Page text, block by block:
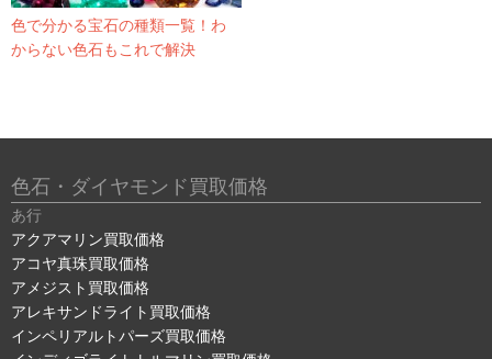
色で分かる宝石の種類一覧！わ
からない色石もこれで解決
色石・ダイヤモンド買取価格
あ行
アクアマリン買取価格
アコヤ真珠買取価格
アメジスト買取価格
アレキサンドライト買取価格
インペリアルトパーズ買取価格